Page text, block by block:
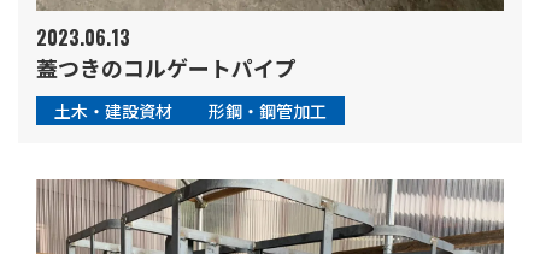
2023.06.13
蓋つきのコルゲートパイプ
土木・建設資材 形鋼・鋼管加工